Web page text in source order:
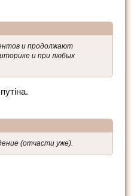
и продолжают
и при любых
(отчасти уже).